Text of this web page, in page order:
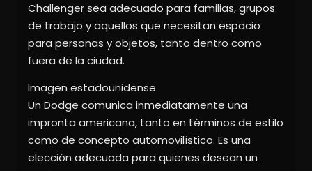
Challenger sea adecuado para familias, grupos
de trabajo y aquellos que necesitan espacio
para personas y objetos, tanto dentro como
fuera de la ciudad.
Imagen estadounidense
Un Dodge comunica inmediatamente una
impronta americana, tanto en términos de estilo
como de concepto automovilístico. Es una
elección adecuada para quienes desean un